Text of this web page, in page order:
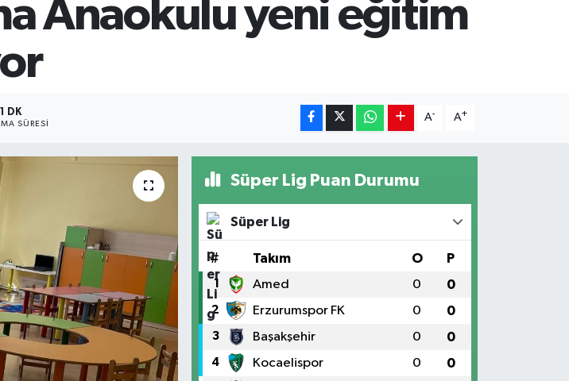
Anaokulu yeni eğitim
1 DK
SÜRESI
A- A+
Süper Lig Puan Durumu
Süper Lig
# Takım O P
1 Amed 0 0
2 Erzurumspor FK 0 0
3 Başakşehir 0 0
4 Kocaelispor 0 0